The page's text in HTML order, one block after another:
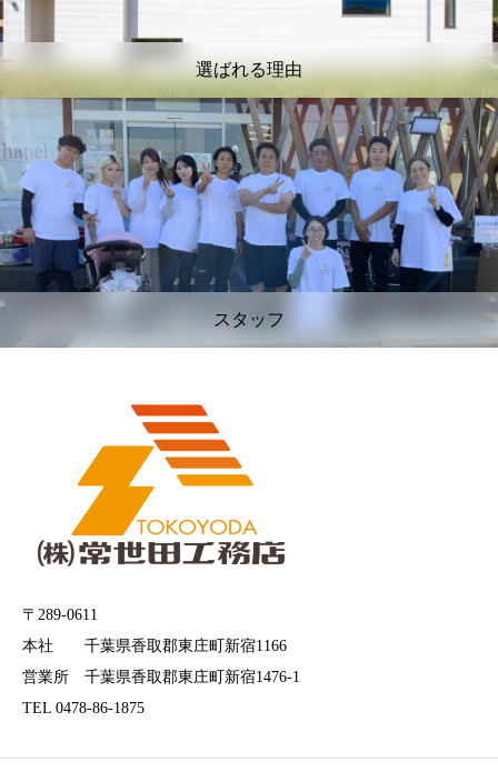
選ばれる理由
スタッフ
〒289-0611
本社 千葉県香取郡東庄町新宿1166
営業所 千葉県香取郡東庄町新宿1476-1
TEL 0478-86-1875